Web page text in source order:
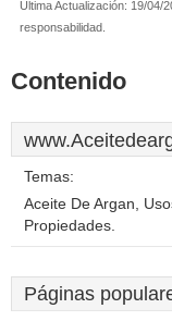
Última Actualización: 19/04/
responsabilidad.
Contenido
Temas:
Aceite De Argan,
Propiedades.
Páginas